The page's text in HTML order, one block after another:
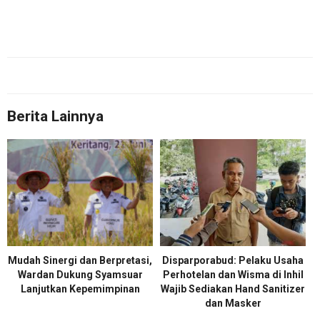
Berita Lainnya
Mudah Sinergi dan Berpretasi,
Wardan Dukung Syamsuar
Lanjutkan Kepemimpinan
Disparporabud: Pelaku Usaha
Perhotelan dan Wisma di Inhil
Wajib Sediakan Hand Sanitizer
dan Masker